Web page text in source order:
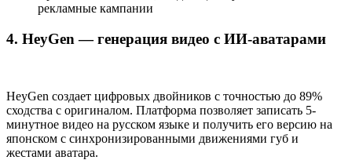
рекламные кампании
4. HeyGen — генерация видео с ИИ-аватарами
HeyGen создает цифровых двойников с точностью до 89%
сходства с оригиналом. Платформа позволяет записать 5-
минутное видео на русском языке и получить его версию на
японском с синхронизированными движениями губ и
жестами аватара.